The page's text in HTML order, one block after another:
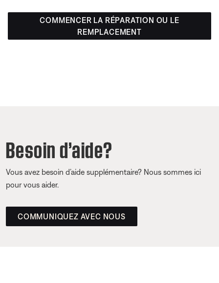
COMMENCER LA RÉPARATION OU LE
REMPLACEMENT
Besoin d’aide?
Vous avez besoin d’aide supplémentaire? Nous sommes ici
pour vous aider.
COMMUNIQUEZ AVEC NOUS